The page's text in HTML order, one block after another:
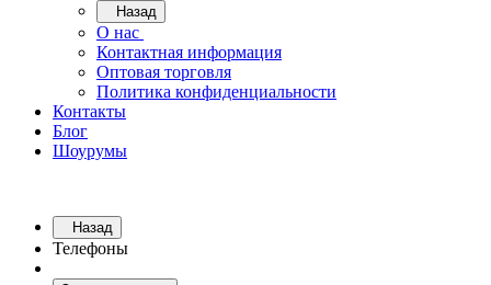
Назад
О нас
Контактная информация
Оптовая торговля
Политика конфиденциальности
Контакты
Блог
Шоурумы
Назад
Телефоны